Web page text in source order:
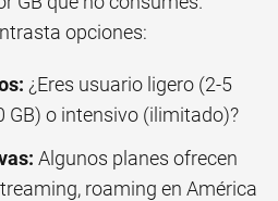
opciones:
¿Eres usuario ligero (2-5
GB) o intensivo (ilimitado)?
Algunos planes ofrecen
roaming en América